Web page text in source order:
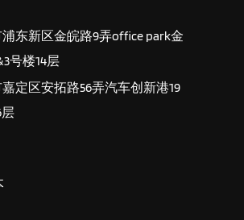
东新区金皖路9弄office park金
号楼14层
定区安拓路56弄汽车创新港19